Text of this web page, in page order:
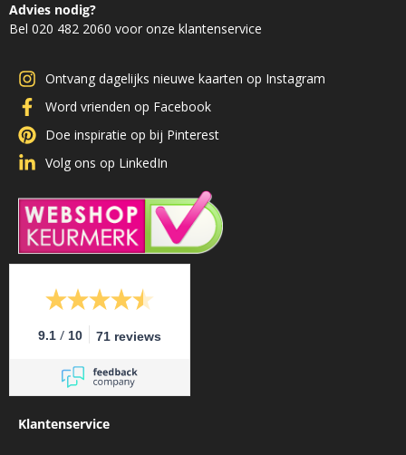
Advies nodig?
Bel 020 482 2060 voor onze klantenservice
Ontvang dagelijks nieuwe kaarten op Instagram
Word vrienden op Facebook
Doe inspiratie op bij Pinterest
Volg ons op LinkedIn
9.1 / 10 71 reviews
Klantenservice